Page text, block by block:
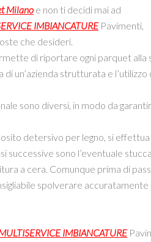
Milano e non ti decidi mai ad
IMBIANCATUREPavimenti,
che desideri.
di riportare ogni parquet alla
un’azienda strutturata e l’utilizzo
sono diversi, in modo da
detersivo per legno, si effettua
successive sono l’eventuale
a cera. Comunque prima di
spolverare accuratamente
IMBIANCATURE